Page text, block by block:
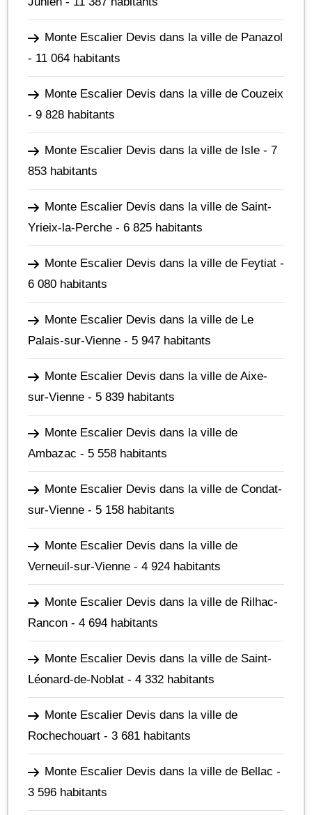
Monte Escalier Devis dans la ville de Panazol
- 11 064 habitants
Monte Escalier Devis dans la ville de Couzeix
- 9 828 habitants
Monte Escalier Devis dans la ville de Isle - 7
853 habitants
Monte Escalier Devis dans la ville de Saint-
Yrieix-la-Perche - 6 825 habitants
Monte Escalier Devis dans la ville de Feytiat -
6 080 habitants
Monte Escalier Devis dans la ville de Le
Palais-sur-Vienne - 5 947 habitants
Monte Escalier Devis dans la ville de Aixe-
sur-Vienne - 5 839 habitants
Monte Escalier Devis dans la ville de
Ambazac - 5 558 habitants
Monte Escalier Devis dans la ville de Condat-
sur-Vienne - 5 158 habitants
Monte Escalier Devis dans la ville de
Verneuil-sur-Vienne - 4 924 habitants
Monte Escalier Devis dans la ville de Rilhac-
Rancon - 4 694 habitants
Monte Escalier Devis dans la ville de Saint-
Léonard-de-Noblat - 4 332 habitants
Monte Escalier Devis dans la ville de
Rochechouart - 3 681 habitants
Monte Escalier Devis dans la ville de Bellac -
3 596 habitants